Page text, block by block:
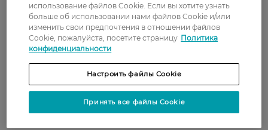
Оксана
1 января, 2022
Хорошо очищает кожу рук и
приятно пахнет.
Елена
27 ноября, 2021
Дуже подобається, свіжий аромат,
гарнна якість за таку ціну.
Показати ще
использование файлов Cookie. Если вы хотите узнать
больше об использовании нами файлов Cookie и/или
изменить свои предпочтения в отношении файлов
Cookie, пожалуйста, посетите страницу Политика
конфиденциальности
Настроить файлы Cookie
Принять все файлы Cookie